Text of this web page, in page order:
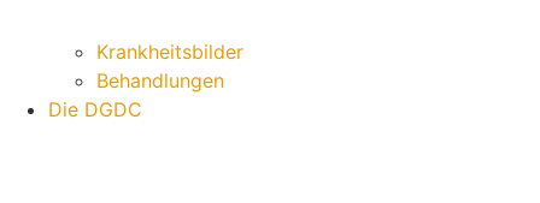
Krankheitsbilder
Behandlungen
Die DGDC